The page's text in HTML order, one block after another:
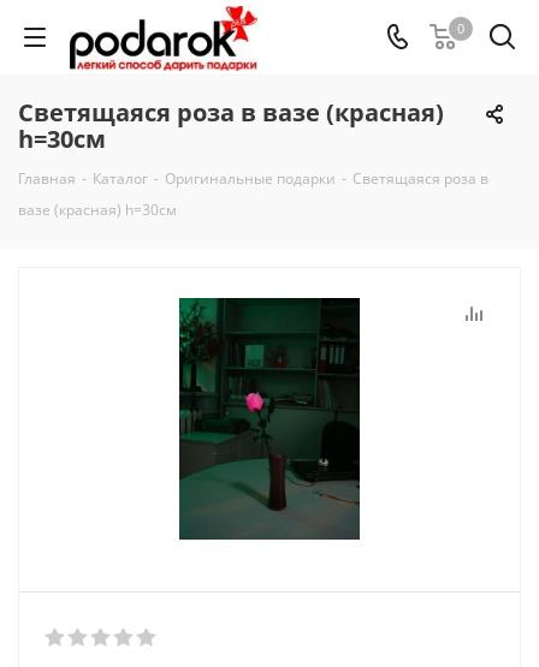
0
Светящаяся роза в вазе (красная)
h=30см
Главная - Каталог - Оригинальные подарки - Светящаяся роза в
вазе (красная) h=30см